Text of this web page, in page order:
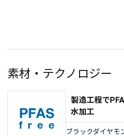
素材・テクノロジー
製造工程で
水加工
ブラックダイヤモ